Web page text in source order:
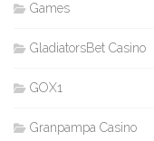
Games
GladiatorsBet Casino
GOX1
Granpampa Casino